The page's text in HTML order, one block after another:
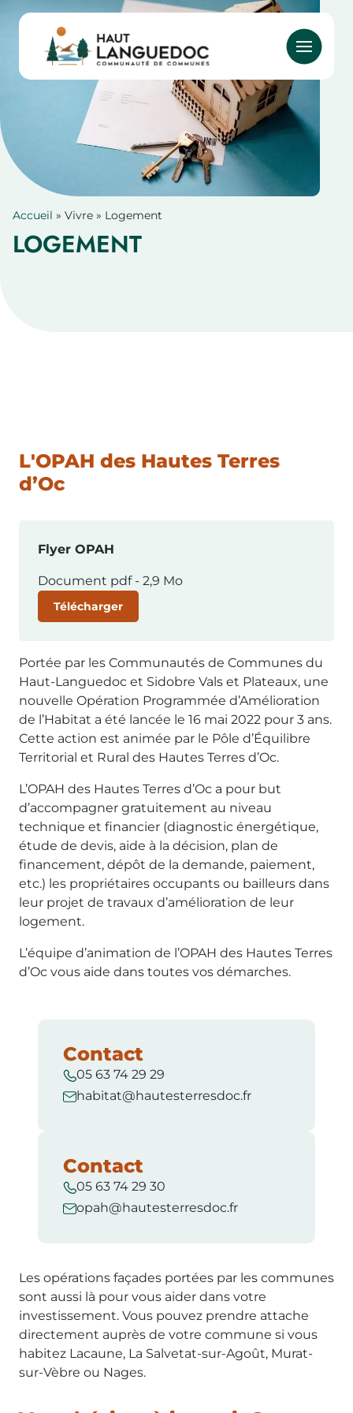
Aller
contenu
principal
d'Ariane
Accueil Vivre Logement
LOGEMENT
L'OPAH des Hautes Terres
d’Oc
Flyer OPAH
Document pdf - 2,9 Mo
Télécharger
Portée par les Communautés de Communes du
Haut-Languedoc et Sidobre Vals et Plateaux, une
nouvelle Opération Programmée d’Amélioration
de l’Habitat a été lancée le 16 mai 2022 pour 3 ans.
Cette action est animée par le Pôle d’Équilibre
Territorial et Rural des Hautes Terres d’Oc.
L’OPAH des Hautes Terres d’Oc a pour but
d’accompagner gratuitement au niveau
technique et financier (diagnostic énergétique,
étude de devis, aide à la décision, plan de
financement, dépôt de la demande, paiement,
etc.) les propriétaires occupants ou bailleurs dans
leur projet de travaux d’amélioration de leur
logement.
L’équipe d’animation de l’OPAH des Hautes Terres
d’Oc vous aide dans toutes vos démarches.
Contact
05 63 74 29 29
habitat@hautesterresdoc.fr
Contact
05 63 74 29 30
opah@hautesterresdoc.fr
Les opérations façades portées par les communes
sont aussi là pour vous aider dans votre
investissement. Vous pouvez prendre attache
directement auprès de votre commune si vous
habitez Lacaune, La Salvetat-sur-Agoût, Murat-
sur-Vèbre ou Nages.